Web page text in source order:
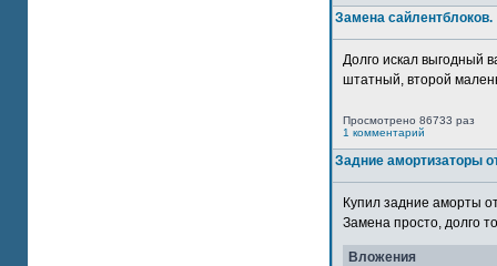
Замена сайлентблоков.
Долго искал выгодный
штатный, второй
Просмотрено 86733 раз
1 комментарий
Задние амортизаторы
Купил задние аморты
Замена просто, долго
Вложения